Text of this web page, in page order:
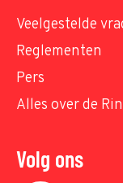
Veelgestelde
Reglementen
Pers
Alles over de
Volg ons